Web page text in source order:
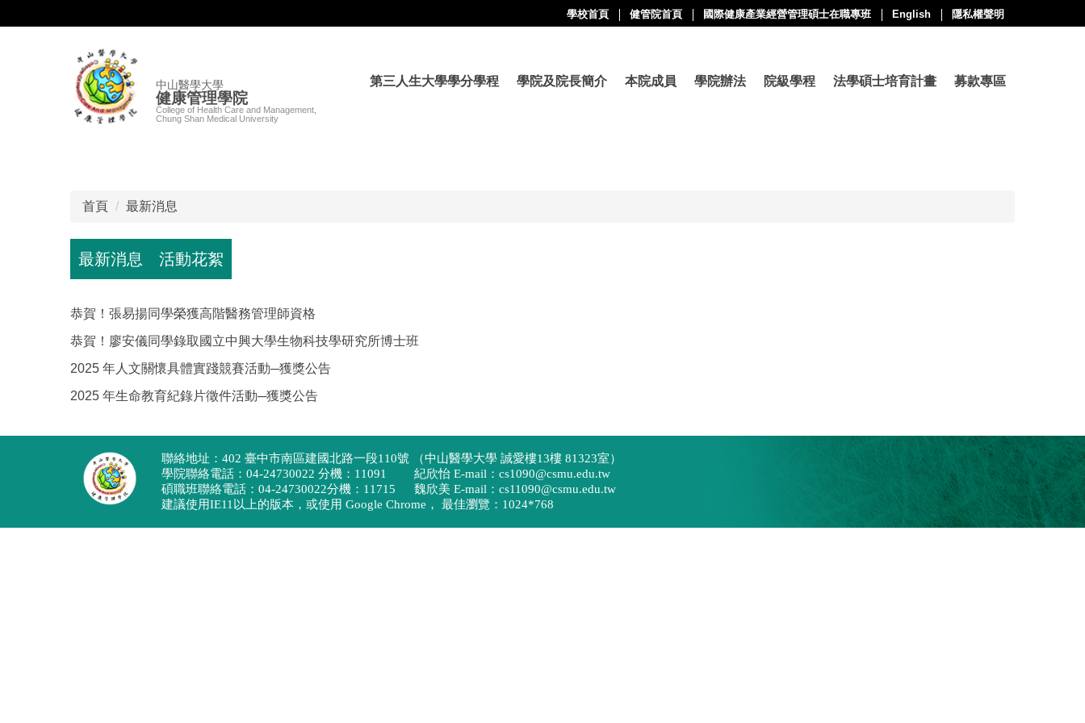
中山醫學大學
健康管理學院
College of Health Care and Management,
Chung Shan Medical University
第三人生大學學分學程 學院及院長簡介 本院成員 學院辦法 院級學程 法學碩士培育計畫 募款專區
學校首頁 健管院首頁 國際健康產業經營管理碩士在職專班 English 隱私權聲明
首頁 最新消息
最新消息 活動花絮
恭賀！張易揚同學榮獲高階醫務管理師資格
恭賀！廖安儀同學錄取國立中興大學生物科技學研究所博士班
2025 年人文關懷具體實踐競賽活動─獲獎公告
2025 年生命教育紀錄片徵件活動─獲獎公告
聯絡地址：402 臺中市南區建國北路一段110號 （中山醫學大學 誠愛樓13樓 81323室）
學院聯絡電話：04-24730022 分機：11091 紀欣怡 E-mail：cs1090@csmu.edu.tw
碩職班聯絡電話：04-24730022分機：11715 魏欣美 E-mail：cs11090@csmu.edu.tw
建議使用IE11以上的版本，或使用 Google Chrome， 最佳瀏覽：1024*768